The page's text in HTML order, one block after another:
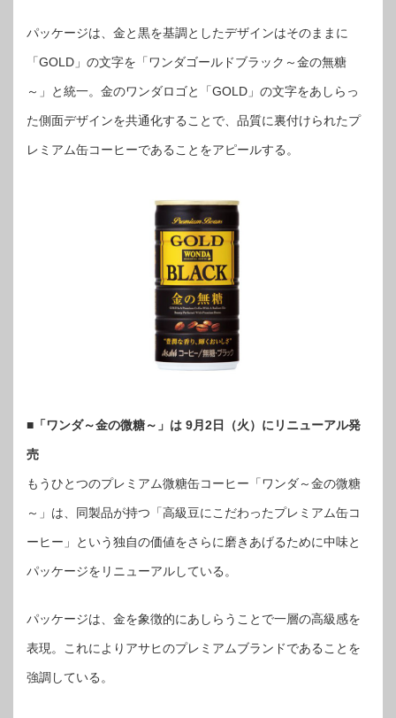
パッケージは、金と黒を基調としたデザインはそのままに
「GOLD」の文字を「ワンダゴールドブラック～金の無糖
～」と統一。金のワンダロゴと「GOLD」の文字をあしらっ
た側面デザインを共通化することで、品質に裏付けられたプ
レミアム缶コーヒーであることをアピールする。
■「ワンダ～金の微糖～」は 9月2日（火）にリニューアル発
売
もうひとつのプレミアム微糖缶コーヒー「ワンダ～金の微糖
～」は、同製品が持つ「高級豆にこだわったプレミアム缶コ
ーヒー」という独自の価値をさらに磨きあげるために中味と
パッケージをリニューアルしている。
パッケージは、金を象徴的にあしらうことで一層の高級感を
表現。これによりアサヒのプレミアムブランドであることを
強調している。